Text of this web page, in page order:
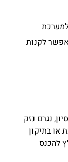
לקנות
נגרם נזק
או בתיקון
להכנס